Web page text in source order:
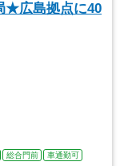
★広島拠点に40
総合門前
車通勤可